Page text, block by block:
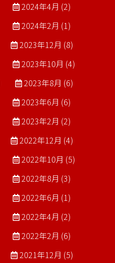
2024年4月 (2)
2024年2月 (1)
2023年12月 (8)
2023年10月 (4)
2023年8月 (6)
2023年6月 (6)
2023年2月 (2)
2022年12月 (4)
2022年10月 (5)
2022年8月 (3)
2022年6月 (1)
2022年4月 (2)
2022年2月 (6)
2021年12月 (5)